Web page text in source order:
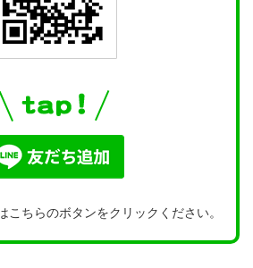
こちらのボタンをクリックください。